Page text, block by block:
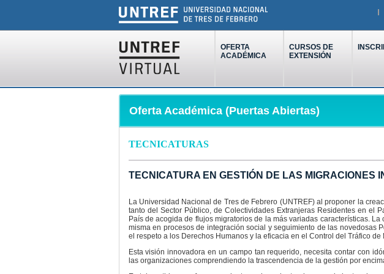
OFERTA
ACADÉMICA
CURSOS DE
EXTENSIÓN
Oferta Académica (Puertas Abiertas)
TECNICATURAS
TECNICATURA EN GESTIÓN DE LAS MIGRACIONES
La Universidad Nacional de Tres de Febrero (UNTREF) al proponer la
tanto del Sector Público, de Colectividades Extranjeras Residentes en el
País de acogida de flujos migratorios de la más variadas características.
misma en procesos de integración social y seguimiento de las novedosas
el respeto a los Derechos Humanos y la eficacia en el Control del Tráfico de
Esta visión innovadora en un campo tan requerido, necesita contar con
las organizaciones comprendiendo la trascendencia de la gestión por